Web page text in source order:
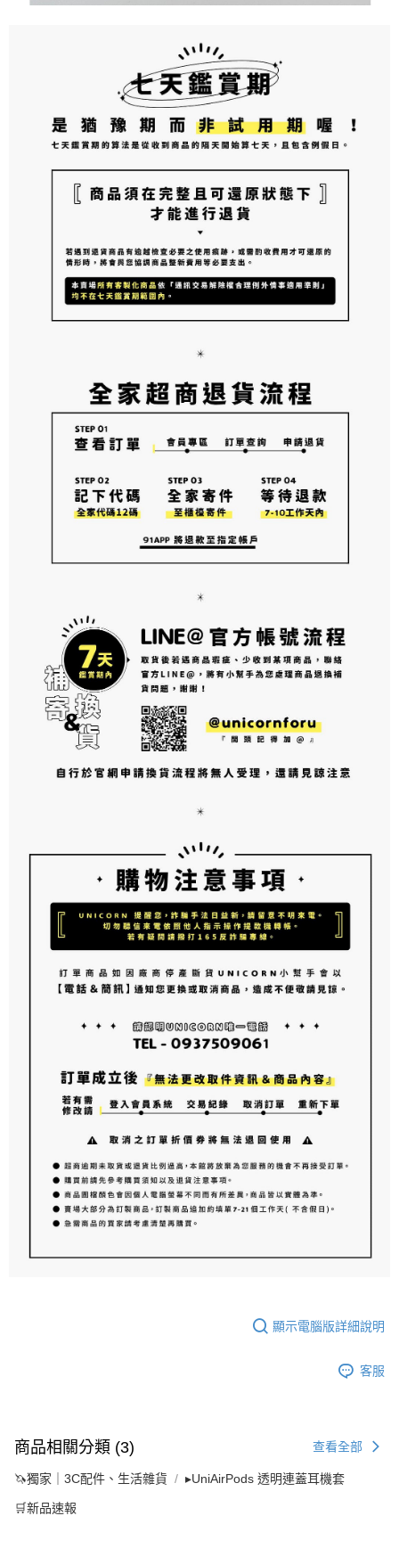
顯示電腦版詳細說明
客服
商品相關分類 (3) 查看全部
🦄獨家｜3C配件、生活雜貨 ▸UniAirPods 透明連蓋耳機套
🛒新品速報